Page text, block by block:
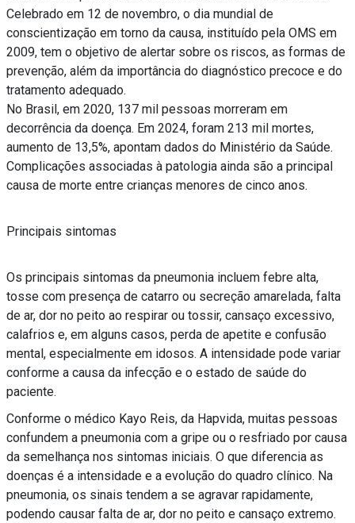
Celebrado em 12 de novembro, o dia mundial de
conscientização em torno da causa, instituído pela OMS em
2009, tem o objetivo de alertar sobre os riscos, as formas de
prevenção, além da importância do diagnóstico precoce e do
tratamento adequado.
No Brasil, em 2020, 137 mil pessoas morreram em
decorrência da doença. Em 2024, foram 213 mil mortes,
aumento de 13,5%, apontam dados do Ministério da Saúde.
Complicações associadas à patologia ainda são a principal
causa de morte entre crianças menores de cinco anos.
Principais sintomas
Os principais sintomas da pneumonia incluem febre alta,
tosse com presença de catarro ou secreção amarelada, falta
de ar, dor no peito ao respirar ou tossir, cansaço excessivo,
calafrios e, em alguns casos, perda de apetite e confusão
mental, especialmente em idosos. A intensidade pode variar
conforme a causa da infecção e o estado de saúde do
paciente.
Conforme o médico Kayo Reis, da Hapvida, muitas pessoas
confundem a pneumonia com a gripe ou o resfriado por causa
da semelhança nos sintomas iniciais. O que diferencia as
doenças é a intensidade e a evolução do quadro clínico. Na
pneumonia, os sinais tendem a se agravar rapidamente,
podendo causar falta de ar, dor no peito e cansaço extremo.